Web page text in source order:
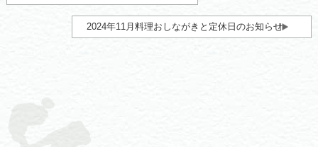
2024年11月料理おしながきと定休日のお知らせ